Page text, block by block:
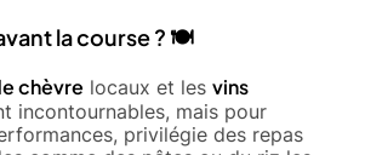
la course ? 🍽️
chèvre locaux et les vins
incontournables, mais pour
privilégie des repas